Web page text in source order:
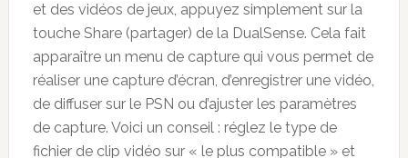
et des vidéos de jeux, appuyez simplement sur la
touche Share (partager) de la DualSense. Cela fait
apparaître un menu de capture qui vous permet de
réaliser une capture d’écran, d’enregistrer une vidéo,
de diffuser sur le PSN ou d’ajuster les paramètres
de capture. Voici un conseil : réglez le type de
fichier de clip vidéo sur « le plus compatible » et